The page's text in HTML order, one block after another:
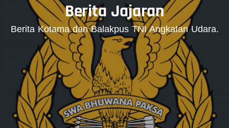
Berita Jajaran
Berita Kotama dan Balakpus TNI Angkatan Udara.